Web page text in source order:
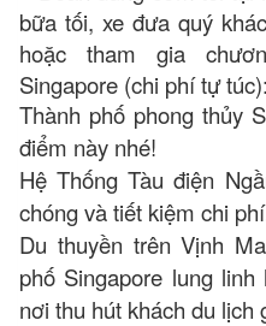
bữa tối, xe đưa quý
hoặc tham gia
Singapore (chi phí tự túc):
Thành phố phong thủy
điểm này nhé!
Hệ Thống Tàu điện
chóng và tiết kiệm chi
Du thuyền trên Vịnh
phố Singapore lung
nơi thu hút khách du lịch